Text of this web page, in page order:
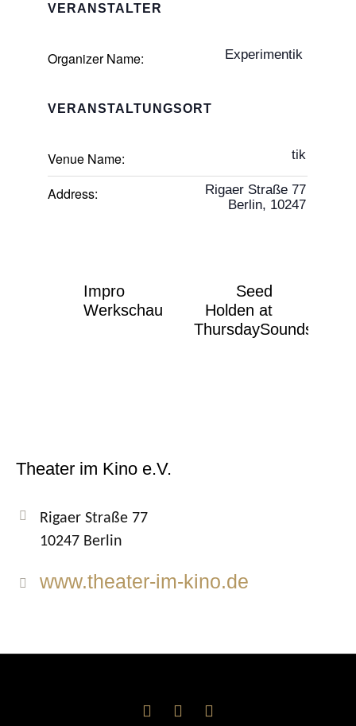
VERANSTALTUNGSORT
Venue Name: tik
Address:
Rigaer Straße 77
Berlin, 10247
VERANSTALTER
Organizer Name: Experimentik
Impro
Werkschau
Seed
Holden at
Theater im Kino e.V.
Rigaer Straße 77
10247 Berlin
www.theater-im-kino.de